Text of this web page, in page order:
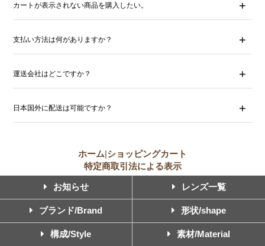
カートが表示されない商品を購入したい。
支払い方法は何がありますか？
運送会社はどこですか？
日本国外に配送は可能ですか？
ホーム|ショッピングカート
特定商取引法による表示
お知らせ レンズ一覧
ブランド/Brand 形状/shape
構成/Style 素材/Material